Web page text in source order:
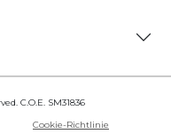
C.O.E. SM31836
Cookie-Richtlinie